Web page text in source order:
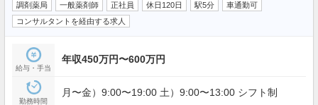
調剤薬局 一般薬剤師 正社員 休日120日 駅5分
車通勤可
コンサルタントを経由する求人
給与・手当
年収450万円〜600万円
勤務時間
月〜金）9:00〜19:00 土）9:00〜13:00 シフト制